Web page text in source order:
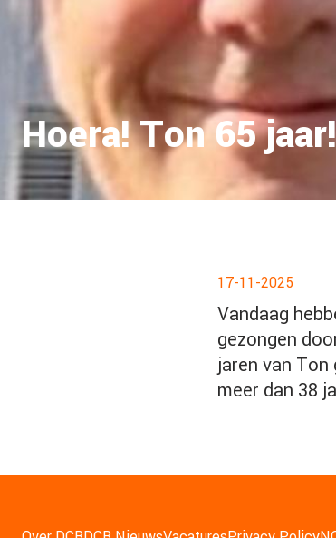
Hoera! Ton 65
17-11-2025
Vandaag
gezongen
jaren van Ton
meer dan 38